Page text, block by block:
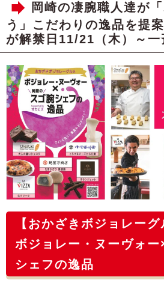
岡崎の凄腕職人達が
う」こだわりの逸品を提
が解禁日11/21（木）～一
【おかざきボジョレーグ
ボジョレー・ヌーヴォ
シェフの逸品